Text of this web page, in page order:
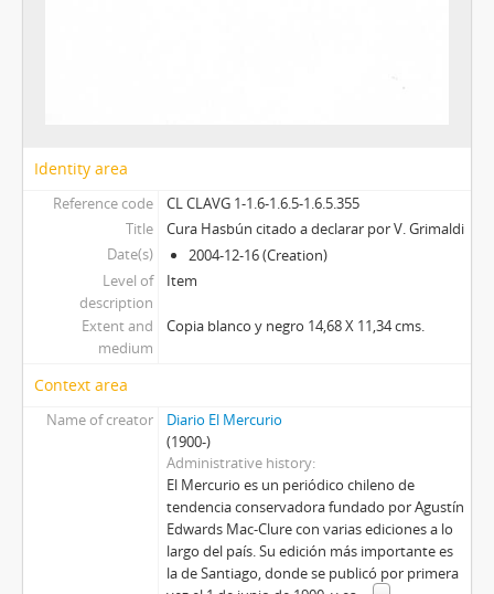
Identity area
Reference code
CL CLAVG 1-1.6-1.6.5-1.6.5.355
Title
Cura Hasbún citado a declarar por V. Grimaldi
Date(s)
2004-12-16 (Creation)
Level of
description
Item
Extent and
medium
Copia blanco y negro 14,68 X 11,34 cms.
Context area
Name of creator
Diario El Mercurio
(1900-)
Administrative history
El Mercurio es un periódico chileno de
tendencia conservadora fundado por Agustín
Edwards Mac-Clure con varias ediciones a lo
largo del país. Su edición más importante es
la de Santiago, donde se publicó por primera